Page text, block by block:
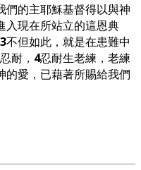
們的主耶穌基督得以與神
入現在所站立的這恩典
3不但如此，就是在患難中
耐， 4忍耐生老練，老練
的愛，已藉著所賜給我們